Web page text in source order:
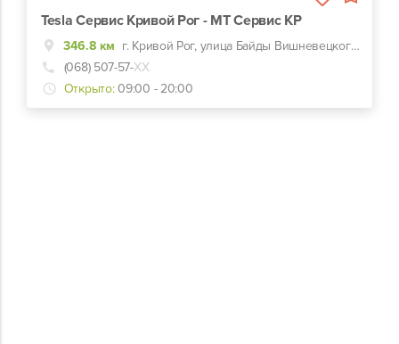
Tesla Сервис Кривой Рог - МТ Сервис КР
346.8 км
г. Кривой Рог, улица Байды Вишневецкого, 52
(068) 507-57-ХХ
Открыто: 09:00 - 20:00